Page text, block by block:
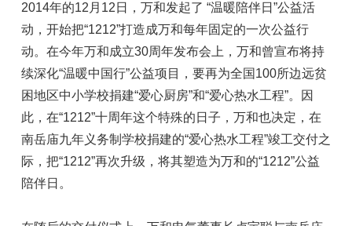
2014年的12月12日，万和发起了 “温暖陪伴日”公益活
动，开始把“1212”打造成万和每年固定的一次公益行
动。在今年万和成立30周年发布会上，万和曾宣布将持
续深化“温暖中国行”公益项目，要再为全国100所边远贫
困地区中小学校捐建“爱心厨房”和“爱心热水工程”。因
此，在“1212”十周年这个特殊的日子，万和也决定，在
南岳庙九年义务制学校捐建的“爱心热水工程”竣工交付之
际，把“1212”再次升级，将其塑造为万和的“1212”公益
陪伴日。